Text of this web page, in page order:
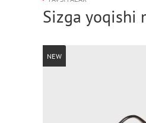
Sizga yoqishi
NEW